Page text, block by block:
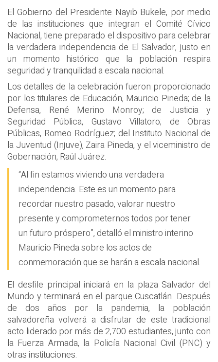
El Gobierno del Presidente Nayib Bukele, por medio
de las instituciones que integran el Comité Cívico
Nacional, tiene preparado el dispositivo para celebrar
la verdadera independencia de El Salvador, justo en
un momento histórico que la población respira
seguridad y tranquilidad a escala nacional.
Los detalles de la celebración fueron proporcionado
por los titulares de Educación, Mauricio Pineda; de la
Defensa, René Merino Monroy; de Justicia y
Seguridad Pública, Gustavo Villatoro; de Obras
Públicas, Romeo Rodríguez; del Instituto Nacional de
la Juventud (Injuve), Zaira Pineda, y el viceministro de
Gobernación, Raúl Juárez.
“Al fin estamos viviendo una verdadera
independencia. Este es un momento para
recordar nuestro pasado, valorar nuestro
presente y comprometernos todos por tener
un futuro próspero”, detalló el ministro interino
Mauricio Pineda sobre los actos de
conmemoración que se harán a escala nacional.
El desfile principal iniciará en la plaza Salvador del
Mundo y terminará en el parque Cuscatlán. Después
de dos años por la pandemia, la población
salvadoreña volverá a disfrutar de este tradicional
acto liderado por más de 2,700 estudiantes, junto con
la Fuerza Armada, la Policía Nacional Civil (PNC) y
otras instituciones.